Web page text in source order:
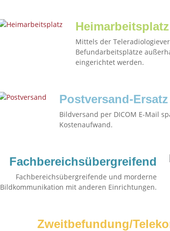
Heimarbeitsplatz
Mittels der
Befundarbeitsplätze
eingerichtet werden.
Postversand-Ersatz
Bildversand per DICOM E-Mail
Kostenaufwand.
Fachbereichsübergreifend
Fachbereichsübergreifende und morderne
Bildkommunikation mit anderen Einrichtungen.
Zweitbefundung/